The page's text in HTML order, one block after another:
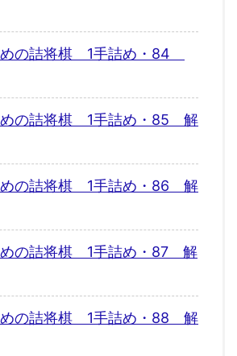
めの詰将棋 1手詰め・84
めの詰将棋 1手詰め・85 解
めの詰将棋 1手詰め・86 解
めの詰将棋 1手詰め・87 解
めの詰将棋 1手詰め・88 解